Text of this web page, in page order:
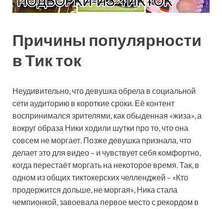
Причины популярности
в Тик ток
Неудивительно, что девушка обрела в социальной
сети аудиторию в короткие сроки. Её контент
воспринимался зрителями, как обыденная «жиза», а
вокруг образа Ники ходили шутки про то, что она
совсем не моргает. Позже девушка признала, что
делает это для видео – и чувствует себя комфортно,
когда перестаёт моргать на некоторое время. Так, в
одном из общих тиктокерских челленджей – «Кто
продержится дольше, не моргая», Ника стала
чемпионкой, завоевала первое место с рекордом в